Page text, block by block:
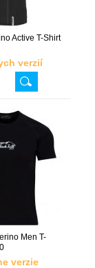
Active T-Shirt
verzií
Men T-
verzie